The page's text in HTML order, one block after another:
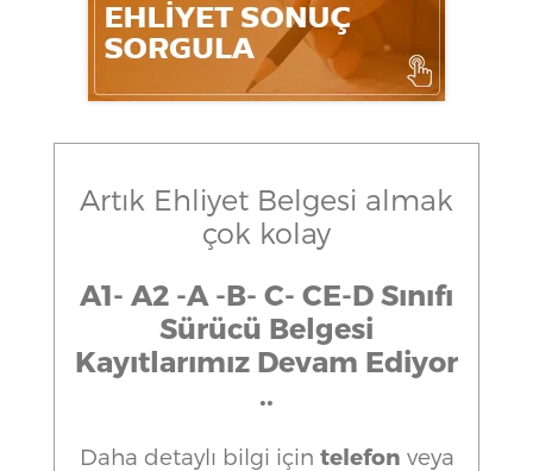
Artık Ehliyet Belgesi almak
çok kolay
A1- A2 -A -B- C- CE-D Sınıfı
Sürücü Belgesi
Kayıtlarımız Devam Ediyor
..
Daha detaylı bilgi için telefon veya